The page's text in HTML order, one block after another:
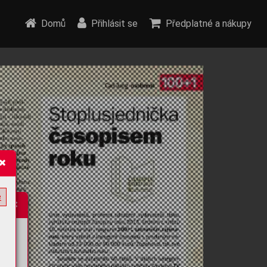
Domů Přihlásit se Předplatné a nákupy